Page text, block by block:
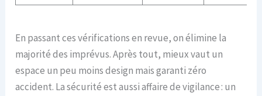
En passant ces vérifications en revue, on élimine la
majorité des imprévus. Après tout, mieux vaut un
espace un peu moins design mais garanti zéro
accident. La sécurité est aussi affaire de vigilance : un